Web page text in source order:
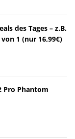
des Tages – z.B.
1 (nur 16,99€)
Pro Phantom